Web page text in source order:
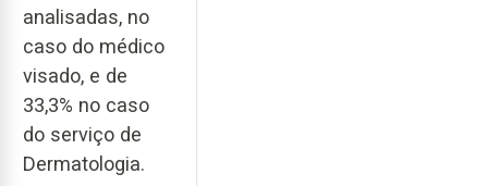
analisadas, no
caso do médico
visado, e de
33,3% no caso
do serviço de
Dermatologia.